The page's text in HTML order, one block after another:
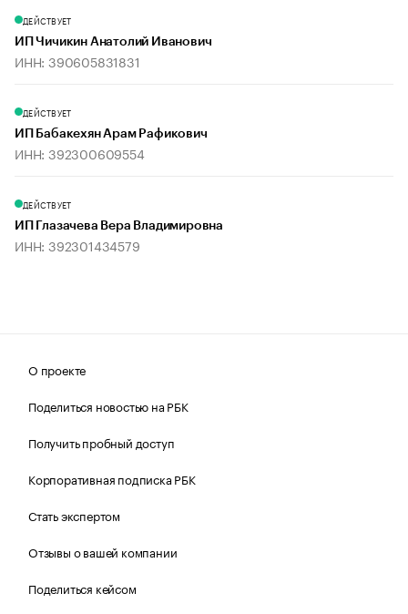
ДЕЙСТВУЕТ
ИП Чичикин Анатолий Иванович
ИНН: 390605831831
ДЕЙСТВУЕТ
ИП Бабакехян Арам Рафикович
ИНН: 392300609554
ДЕЙСТВУЕТ
ИП Глазачева Вера Владимировна
ИНН: 392301434579
О проекте
Поделиться новостью на РБК
Получить пробный доступ
Корпоративная подписка РБК
Стать экспертом
Отзывы о вашей компании
Поделиться кейсом